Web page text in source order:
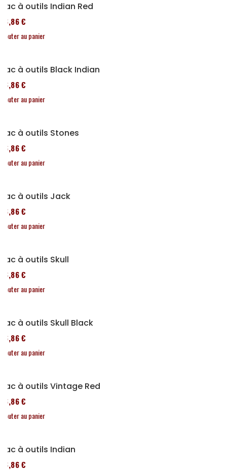
Sac à outils Indian Red
76,86 €
Ajouter au panier
Sac à outils Black Indian
76,86 €
Ajouter au panier
Sac à outils Stones
76,86 €
Ajouter au panier
Sac à outils Jack
76,86 €
Ajouter au panier
Sac à outils Skull
76,86 €
Ajouter au panier
Sac à outils Skull Black
76,86 €
Ajouter au panier
Sac à outils Vintage Red
76,86 €
Ajouter au panier
Sac à outils Indian
76,86 €